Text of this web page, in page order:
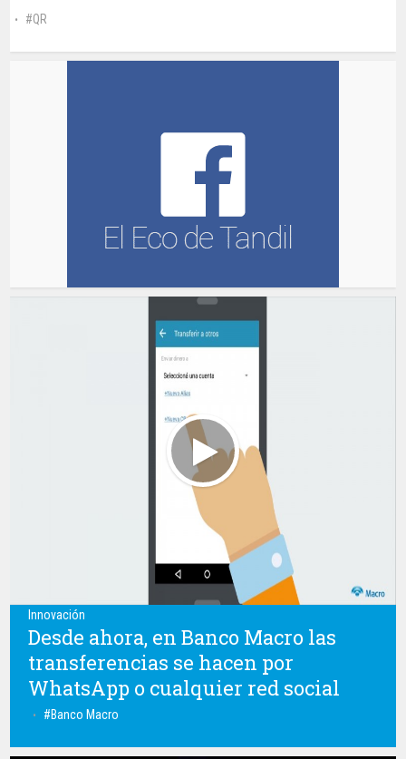
QR
Innovación
Desde ahora, en Banco Macro las
transferencias se hacen por
WhatsApp o cualquier red social
Banco Macro